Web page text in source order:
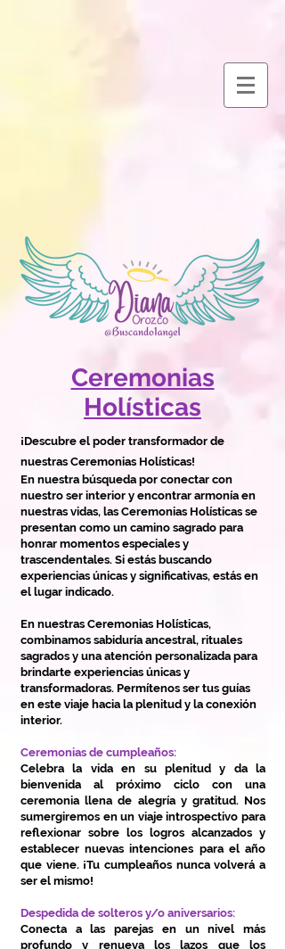
Ceremonias
Holísticas
¡Descubre el poder transformador de
nuestras Ceremonias Holísticas!
En nuestra búsqueda por conectar con
nuestro ser interior y encontrar armonía en
nuestras vidas, las Ceremonias Holísticas se
presentan como un camino sagrado para
honrar momentos especiales y
trascendentales. Si estás buscando
experiencias únicas y significativas, estás en
el lugar indicado.
En nuestras Ceremonias Holísticas,
combinamos sabiduría ancestral, rituales
sagrados y una atención personalizada para
brindarte experiencias únicas y
transformadoras. Permítenos ser tus guías
en este viaje hacia la plenitud y la conexión
interior.
Ceremonias de cumpleaños:
Celebra la vida en su plenitud y da la
bienvenida al próximo ciclo con una
ceremonia llena de alegría y gratitud. Nos
sumergiremos en un viaje introspectivo para
reflexionar sobre los logros alcanzados y
establecer nuevas intenciones para el año
que viene. ¡Tu cumpleaños nunca volverá a
ser el mismo!
Despedida de solteros y/o aniversarios:
Conecta a las parejas en un nivel más
profundo y renueva los lazos que los